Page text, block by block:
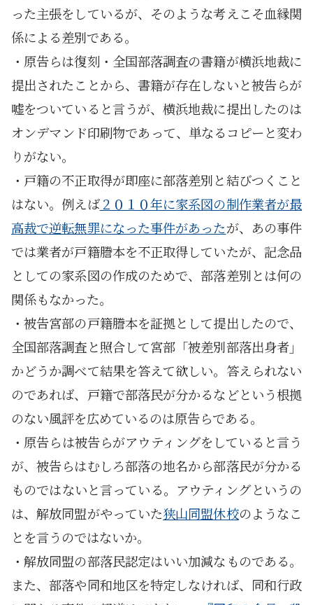
った主張をしているが、そのような考えこそ血縁関
係による差別である。
・原告らは復刻・全国部落調査の書籍が横浜地裁に
提出されたことから、書籍が存在しないと被告らが
嘘をついていると言うが、横浜地裁に提出したのは
オンデマンド印刷物であって、単なるコピーと変わ
りがない。
・戸籍の不正取得が即座に部落差別と結びつくこと
はない。例えば２０１０年に家系図の制作業者が最
高裁で逆転無罪になった事件があったが、あの事件
では業者が戸籍謄本を不正取得していたが、記念品
としての家系図の作成のためで、部落差別とは何の
関係もなかった。
・被告宮部の戸籍謄本を証拠として提出したので、
全国部落調査と照合して宮部「被差別部落出身者」
かどうか調べて結果を答えて欲しい。答えられない
のであれば、戸籍で部落民が分かるなどという根拠
のない風評を広めているのは原告らである。
・原告らは被告らがアウティングをしていると言う
が、被告らはむしろ部落の地名から部落民が分かる
ものではないと言っている。アウティングというの
は、解放同盟がやっていた狭山同盟休校のようなこ
とを言うのではないか。
・解放同盟の部落民認定はいい加減なものである。
また、部落や同和地区を特定しなければ、同和行政